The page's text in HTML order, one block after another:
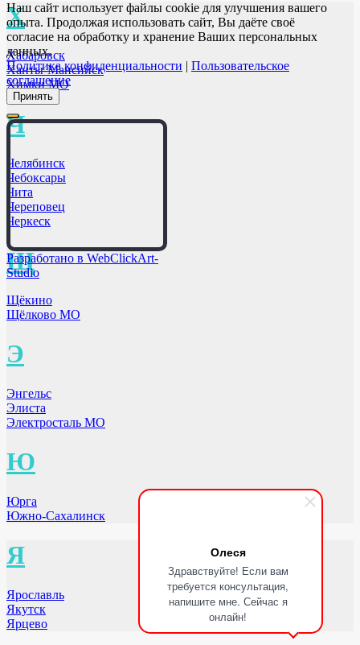
Олеся
Здравствуйте! Если вам
требуется консультация,
напишите мне. Сейчас я
онлайн!
Х
Хабаровск
Ханты-Мансийск
Химки МО
Ч
Челябинск
Чебоксары
Чита
Череповец
Черкеск
Щ
Щёкино
Щёлково МО
Э
Энгельс
Элиста
Электросталь МО
Ю
Юрга
Южно-Сахалинск
Я
Ярославль
Якутск
Ярцево
Наш сайт использует файлы cookie для улучшения вашего
опыта. Продолжая использовать сайт, Вы даёте своё
согласие на обработку и хранение Ваших персональных
данных.
Политика конфиденциальности | Пользовательское
соглашение
Принять
Разработано в WebClickArt-
Studio